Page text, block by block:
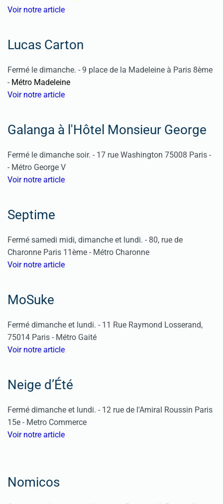
Voir notre article
Lucas Carton
Fermé le dimanche. - 9 place de la Madeleine à Paris 8ème
- Métro Madeleine
Voir notre article
Galanga à l'Hôtel Monsieur George
Fermé le dimanche soir. - 17 rue Washington 75008 Paris -
- Métro George V
Voir notre article
Septime
Fermé samedi midi, dimanche et lundi. - 80, rue de
Charonne Paris 11ème - Métro Charonne
Voir notre article
MoSuke
Fermé dimanche et lundi. - 11 Rue Raymond Losserand,
75014 Paris - Métro Gaité
Voir notre article
Neige d’Été
Fermé dimanche et lundi. - 12 rue de l'Amiral Roussin Paris
15e - Metro Commerce
Voir notre article
Nomicos